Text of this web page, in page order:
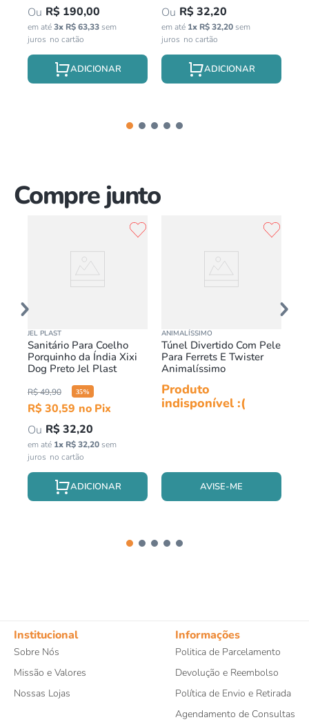
R$ 190,00
em até3x R$63,33sem
juros
R$32,20
em até 1x R$32,20sem
juros
Compre junto
JEL PLAST
Sanitário Para Coelho
Porquinho da Índia Xixi
Dog Preto Jel Plast
R$49,90 35%
R$30,59
R$32,20
em até 1x R$32,20sem
juros
ANIMALÍSSIMO
Túnel Divertido Com Pele
Para Ferrets E Twister
Animalíssimo
Produto
indisponível :(
AVISE-ME
Institucional
Sobre Nós
Missão e Valores
Nossas Lojas
Informações
Politica de Parcelamento
Devolução e Reembolso
Política de Envio e Retirada
Agendamento de Consultas